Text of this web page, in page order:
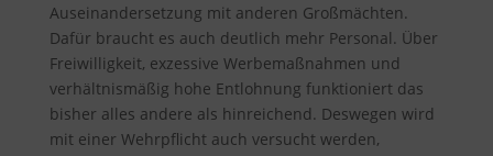
Auseinandersetzung mit anderen Großmächten.
Dafür braucht es auch deutlich mehr Personal. Über
Freiwilligkeit, exzessive Werbemaßnahmen und
verhältnismäßig hohe Entlohnung funktioniert das
bisher alles andere als hinreichend. Deswegen wird
mit einer Wehrpflicht auch versucht werden,